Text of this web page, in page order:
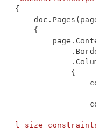
{
doc . Pages (
{
page .
.
.
{
l size